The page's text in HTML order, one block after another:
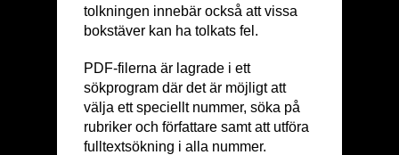
tolkningen innebär också att vissa
bokstäver kan ha tolkats fel.
PDF-filerna är lagrade i ett
sökprogram där det är möjligt att
välja ett speciellt nummer, söka på
rubriker och författare samt att utföra
fulltextsökning i alla nummer.